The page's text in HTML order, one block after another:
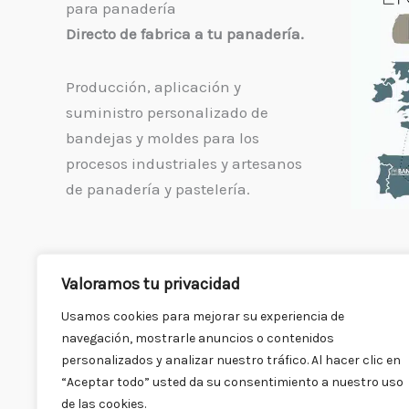
Valoramos tu privacidad
Usamos cookies para mejorar su experiencia de
navegación, mostrarle anuncios o contenidos
personalizados y analizar nuestro tráfico. Al hacer clic en
“Aceptar todo” usted da su consentimiento a nuestro uso
de las cookies.
para panadería
Directo de fabrica a tu panadería.
Producción, aplicación y
suministro personalizado de
bandejas y moldes para los
procesos industriales y artesanos
de panadería y pastelería.